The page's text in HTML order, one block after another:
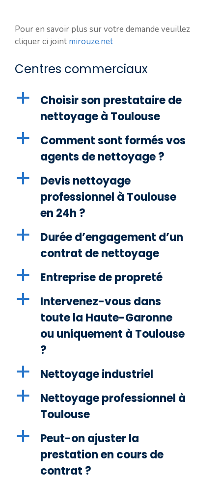
Pour en savoir plus sur votre demande veuillez
cliquer ci joint mirouze.net
Centres commerciaux
a
Choisir son prestataire de
nettoyage à Toulouse
a
Comment sont formés vos
agents de nettoyage ?
a
Devis nettoyage
professionnel à Toulouse
en 24h ?
a
Durée d’engagement d’un
contrat de nettoyage
a Entreprise de propreté
a
Intervenez-vous dans
toute la Haute-Garonne
ou uniquement à Toulouse
?
a Nettoyage industriel
a
Nettoyage professionnel à
Toulouse
a
Peut-on ajuster la
prestation en cours de
contrat ?